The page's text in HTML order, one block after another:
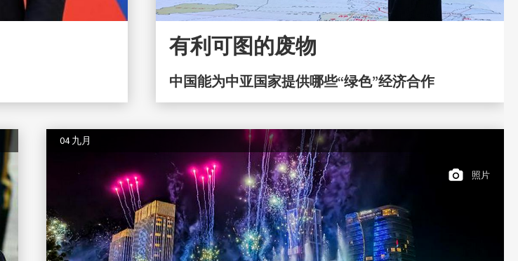
有利可图的废物
中国能为中亚国家提供哪些“绿色”经济合作
04 九月
照片